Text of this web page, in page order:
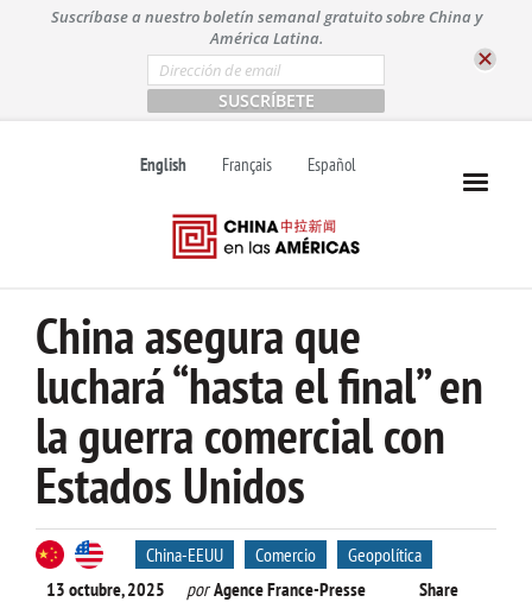
t
Suscríbase a nuestro boletín semanal gratuito sobre China y
América Latina.
E
m
a
i
*
English Français Español
China asegura que
luchará “hasta el final” en
la guerra comercial con
Estados Unidos
China-EEUU Comercio
Geopolítica
13 octubre, 2025
porAgence France-Presse Share